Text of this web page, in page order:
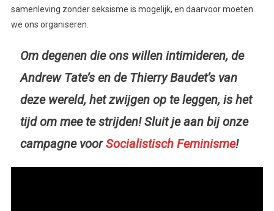
samenleving zonder seksisme is mogelijk, en daarvoor moeten
we ons organiseren.
Om degenen die ons willen intimideren, de
Andrew Tate’s en de Thierry Baudet’s van
deze wereld, het zwijgen op te leggen, is het
tijd om mee te strijden! Sluit je aan bij onze
campagne voorSocialistisch Feminisme!